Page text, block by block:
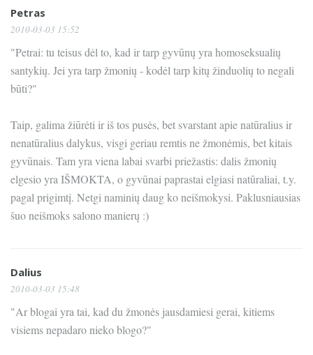
Petras
2010-03-03 15:52
"Petrai: tu teisus dėl to, kad ir tarp gyvūnų yra homoseksualių
santykių. Jei yra tarp žmonių - kodėl tarp kitų žinduolių to negali
būti?"
Taip, galima žiūrėti ir iš tos pusės, bet svarstant apie natūralius ir
nenatūralius dalykus, visgi geriau remtis ne žmonėmis, bet kitais
gyvūnais. Tam yra viena labai svarbi priežastis: dalis žmonių
elgesio yra IŠMOKTA, o gyvūnai paprastai elgiasi natūraliai, t.y.
pagal prigimtį. Netgi naminių daug ko neišmokysi. Paklusniausias
šuo neišmoks salono manierų :)
Dalius
2010-03-03 15:48
"Ar blogai yra tai, kad du žmonės jausdamiesi gerai, kitiems
visiems nepadaro nieko blogo?"